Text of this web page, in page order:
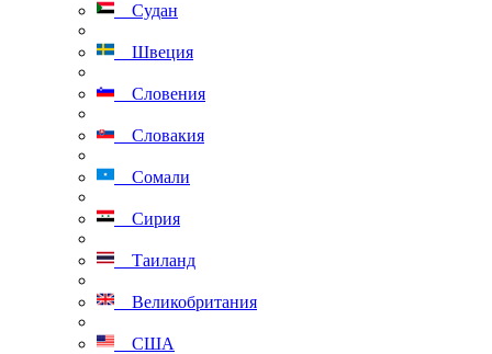
Судан
Швеция
Словения
Словакия
Сомали
Сирия
Таиланд
Великобритания
США